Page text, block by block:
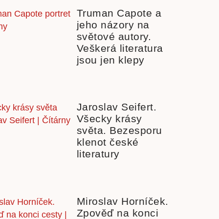
Truman Capote a
jeho názory na
světové autory.
Veškerá literatura
jsou jen klepy
Jaroslav Seifert.
Všecky krásy
světa. Bezesporu
klenot české
literatury
Miroslav Horníček.
Zpověď na konci